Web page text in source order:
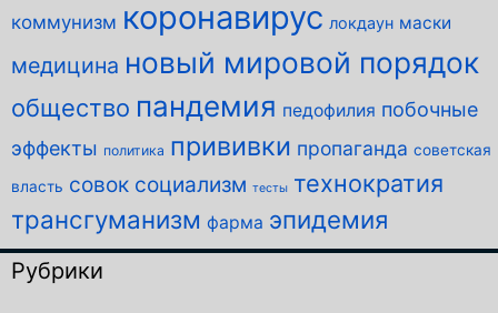
коммунизм коронавирус локдаун маски
медицина новый мировой порядок
общество пандемия педофилия побочные
эффекты политика прививки пропаганда советская
власть совок социализм тесты технократия
трансгуманизм фарма эпидемия
Рубрики